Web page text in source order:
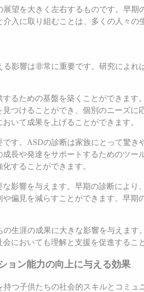
望を大きく左右するものです。早
入に取り組むことは、多くの人々の
影響は非常に重要です。研究によ
るための基盤を築くことができま
つけることができ、個別のニーズ
いて成果を上げることができます。
す。ASDの診断は家族にとって驚
長や発達をサポートするためのツ
することができます。
影響を与えます。早期の診断によ
偏見を減らすことができます。早
生涯の成果に大きな影響を与えま
においても理解と支援を促進する
ョン能力の向上に与える効果
つ子供たちの社会的スキルとコミ